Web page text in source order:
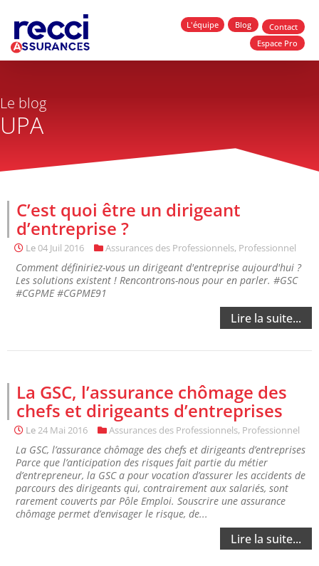
L'équipe Blog
Contact
Espace Pro
Le blog
UPA
C’est quoi être un dirigeant
d’entreprise ?
Le04 Juil 2016 Assurances des Professionnels, Professionnel
Comment définiriez-vous un dirigeant d'entreprise aujourd'hui ?
Les solutions existent ! Rencontrons-nous pour en parler. #GSC
#CGPME #CGPME91
Lire la suite...
La GSC, l’assurance chômage des
chefs et dirigeants d’entreprises
Le24 Mai 2016 Assurances des Professionnels, Professionnel
La GSC, l’assurance chômage des chefs et dirigeants d’entreprises
Parce que l’anticipation des risques fait partie du métier
d’entrepreneur, la GSC a pour vocation d’assurer les accidents de
parcours des dirigeants qui, contrairement aux salariés, sont
rarement couverts par Pôle Emploi. Souscrire une assurance
chômage permet d’envisager le risque, de...
Lire la suite...